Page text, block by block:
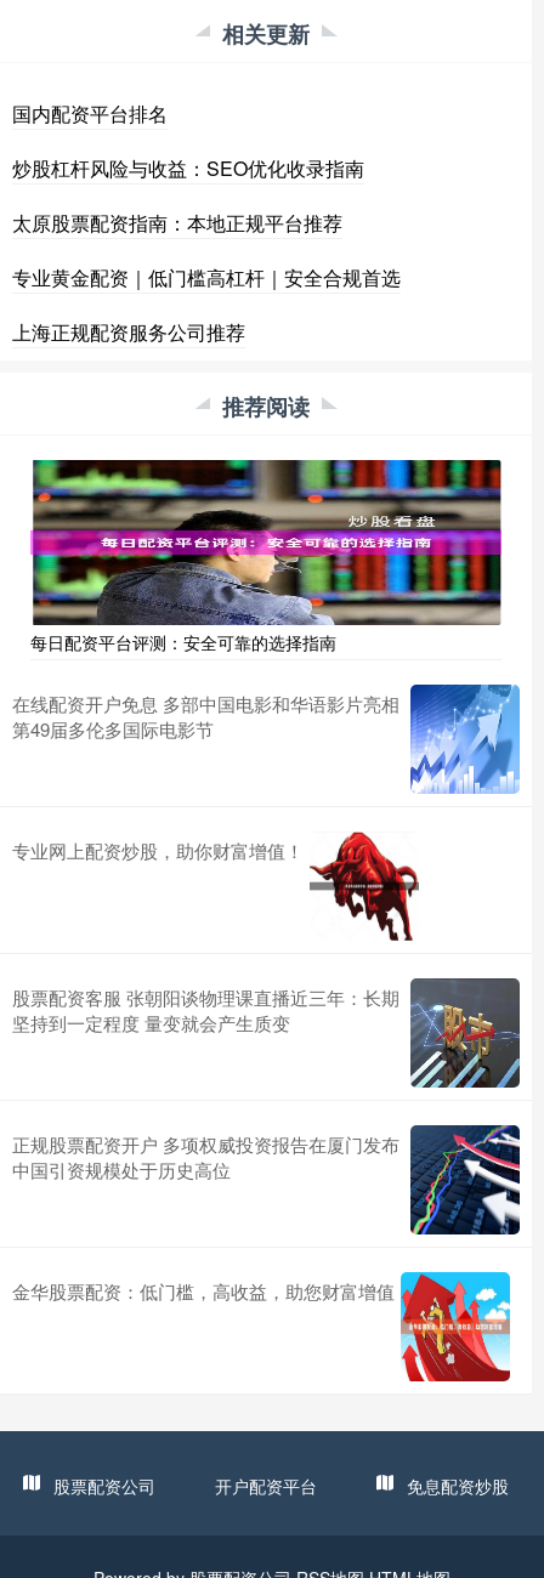
相关更新
国内配资平台排名
炒股杠杆风险与收益：SEO优化收录指南
太原股票配资指南：本地正规平台推荐
专业黄金配资｜低门槛高杠杆｜安全合规首选
上海正规配资服务公司推荐
推荐阅读
每日配资平台评测：安全可靠的选择指南
在线配资开户免息 多部中国电影和华语影片亮相
第49届多伦多国际电影节
专业网上配资炒股，助你财富增值！
股票配资客服 张朝阳谈物理课直播近三年：长期
坚持到一定程度 量变就会产生质变
正规股票配资开户 多项权威投资报告在厦门发布
中国引资规模处于历史高位
金华股票配资：低门槛，高收益，助您财富增值
股票配资公司 开户配资平台 免息配资炒股